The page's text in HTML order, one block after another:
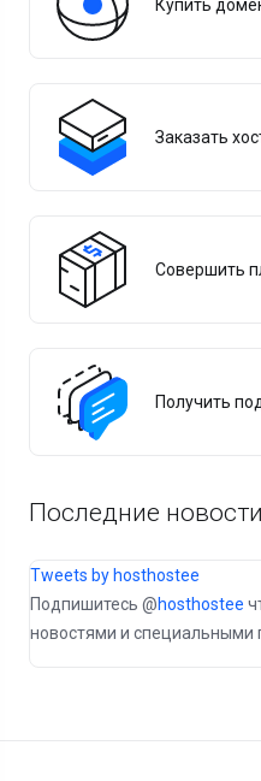
Купить
Заказать
Совершить
Получить
Последние новости
Tweets by hosthostee
Подпишитесь @hosthostee
новостями и